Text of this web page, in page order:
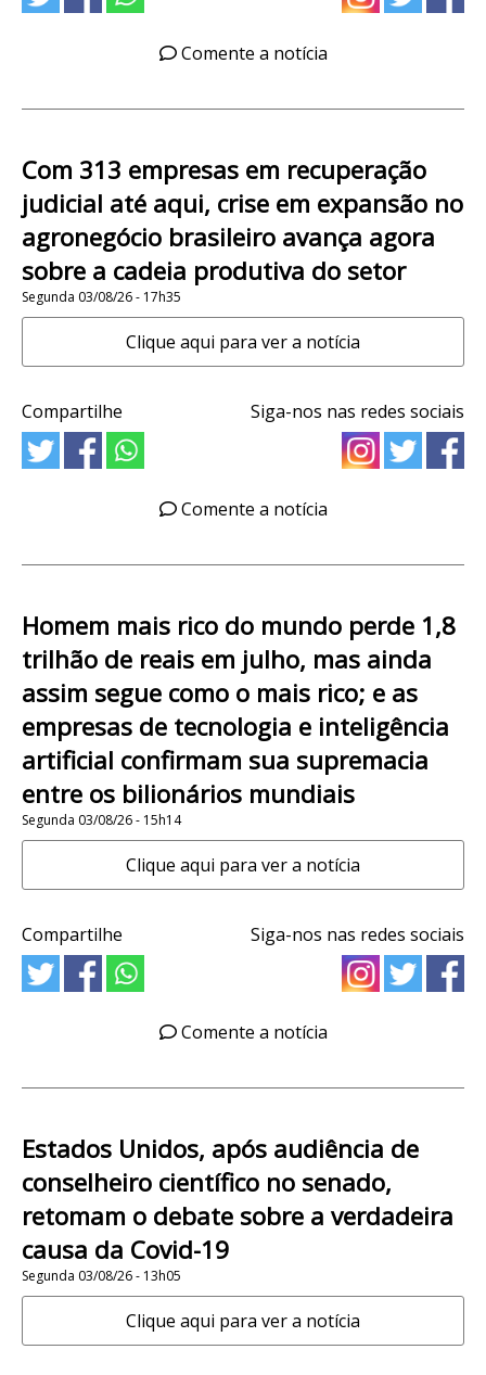
Comente a notícia
Com 313 empresas em recuperação
judicial até aqui, crise em expansão no
agronegócio brasileiro avança agora
sobre a cadeia produtiva do setor
Segunda 03/08/26 - 17h35
Clique aqui para ver a notícia
Compartilhe Siga-nos nas redes sociais
Comente a notícia
Homem mais rico do mundo perde 1,8
trilhão de reais em julho, mas ainda
assim segue como o mais rico; e as
empresas de tecnologia e inteligência
artificial confirmam sua supremacia
entre os bilionários mundiais
Segunda 03/08/26 - 15h14
Clique aqui para ver a notícia
Compartilhe Siga-nos nas redes sociais
Comente a notícia
Estados Unidos, após audiência de
conselheiro científico no senado,
retomam o debate sobre a verdadeira
causa da Covid-19
Segunda 03/08/26 - 13h05
Clique aqui para ver a notícia